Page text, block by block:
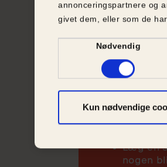
annonceringspartnere og
givet dem, eller som de
SamtykkevalgNødvendig
Kun nødvendige
Hvis det er
nogle
Lad
Sørg for
har
Læg en
nogen